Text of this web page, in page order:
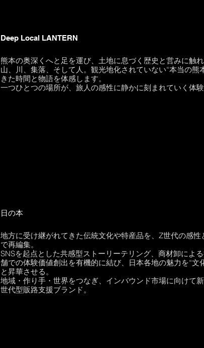
Deep Local LANTERN
熊本の奥深くへと足を運び、土地に息づく歴史と営みに触れ
山、川、集落、そして人。観光地化されていない“本当の熊
きた時間と物語を体感します。
一つひとつの場所が、旅人の感性に静かに刻まれていく体験
日の本
地方に受け継がれてきた伝統文化や特産品を、Z世代の感
で再編集。
SNSを起点とした共感型ストーリーテリング、商材卸によ
舗での体験価値創出を有機的に結び、日本各地の魅力を“文
と昇華させる。
地域・作り手・世界をつなぎ、インバウンド市場に向けて
世代型販路支援ブランド。